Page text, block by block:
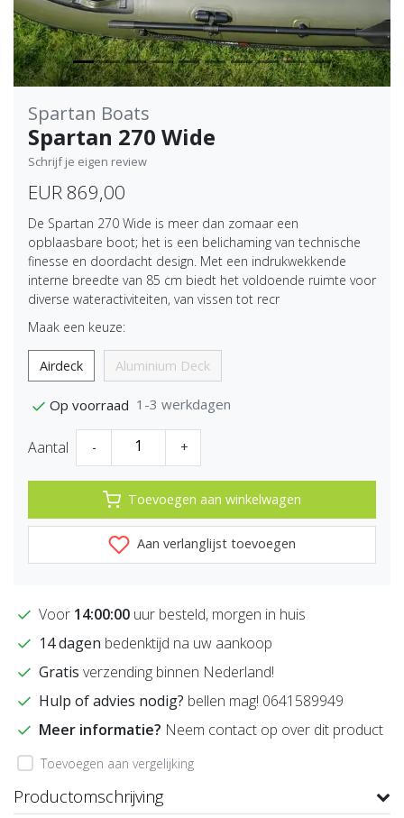
Spartan Boats
Spartan 270 Wide
Schrijf je eigen review
EUR 869,00
De Spartan 270 Wide is meer dan zomaar een
opblaasbare boot; het is een belichaming van technische
finesse en doordacht design. Met een indrukwekkende
interne breedte van 85 cm biedt het voldoende ruimte voor
diverse wateractiviteiten, van vissen tot recr
Maak een keuze:
Airdeck Aluminium Deck
Op voorraad 1-3 werkdagen
Aantal - +
Toevoegen aan winkelwagen
Aan verlanglijst toevoegen
Voor 14:00:00 uur besteld, morgen in huis
14 dagen bedenktijd na uw aankoop
Gratis verzending binnen Nederland!
Hulp of advies nodig? bellen mag! 0641589949
Meer informatie? Neem contact op over dit product
Toevoegen aan vergelijking
Productomschrijving